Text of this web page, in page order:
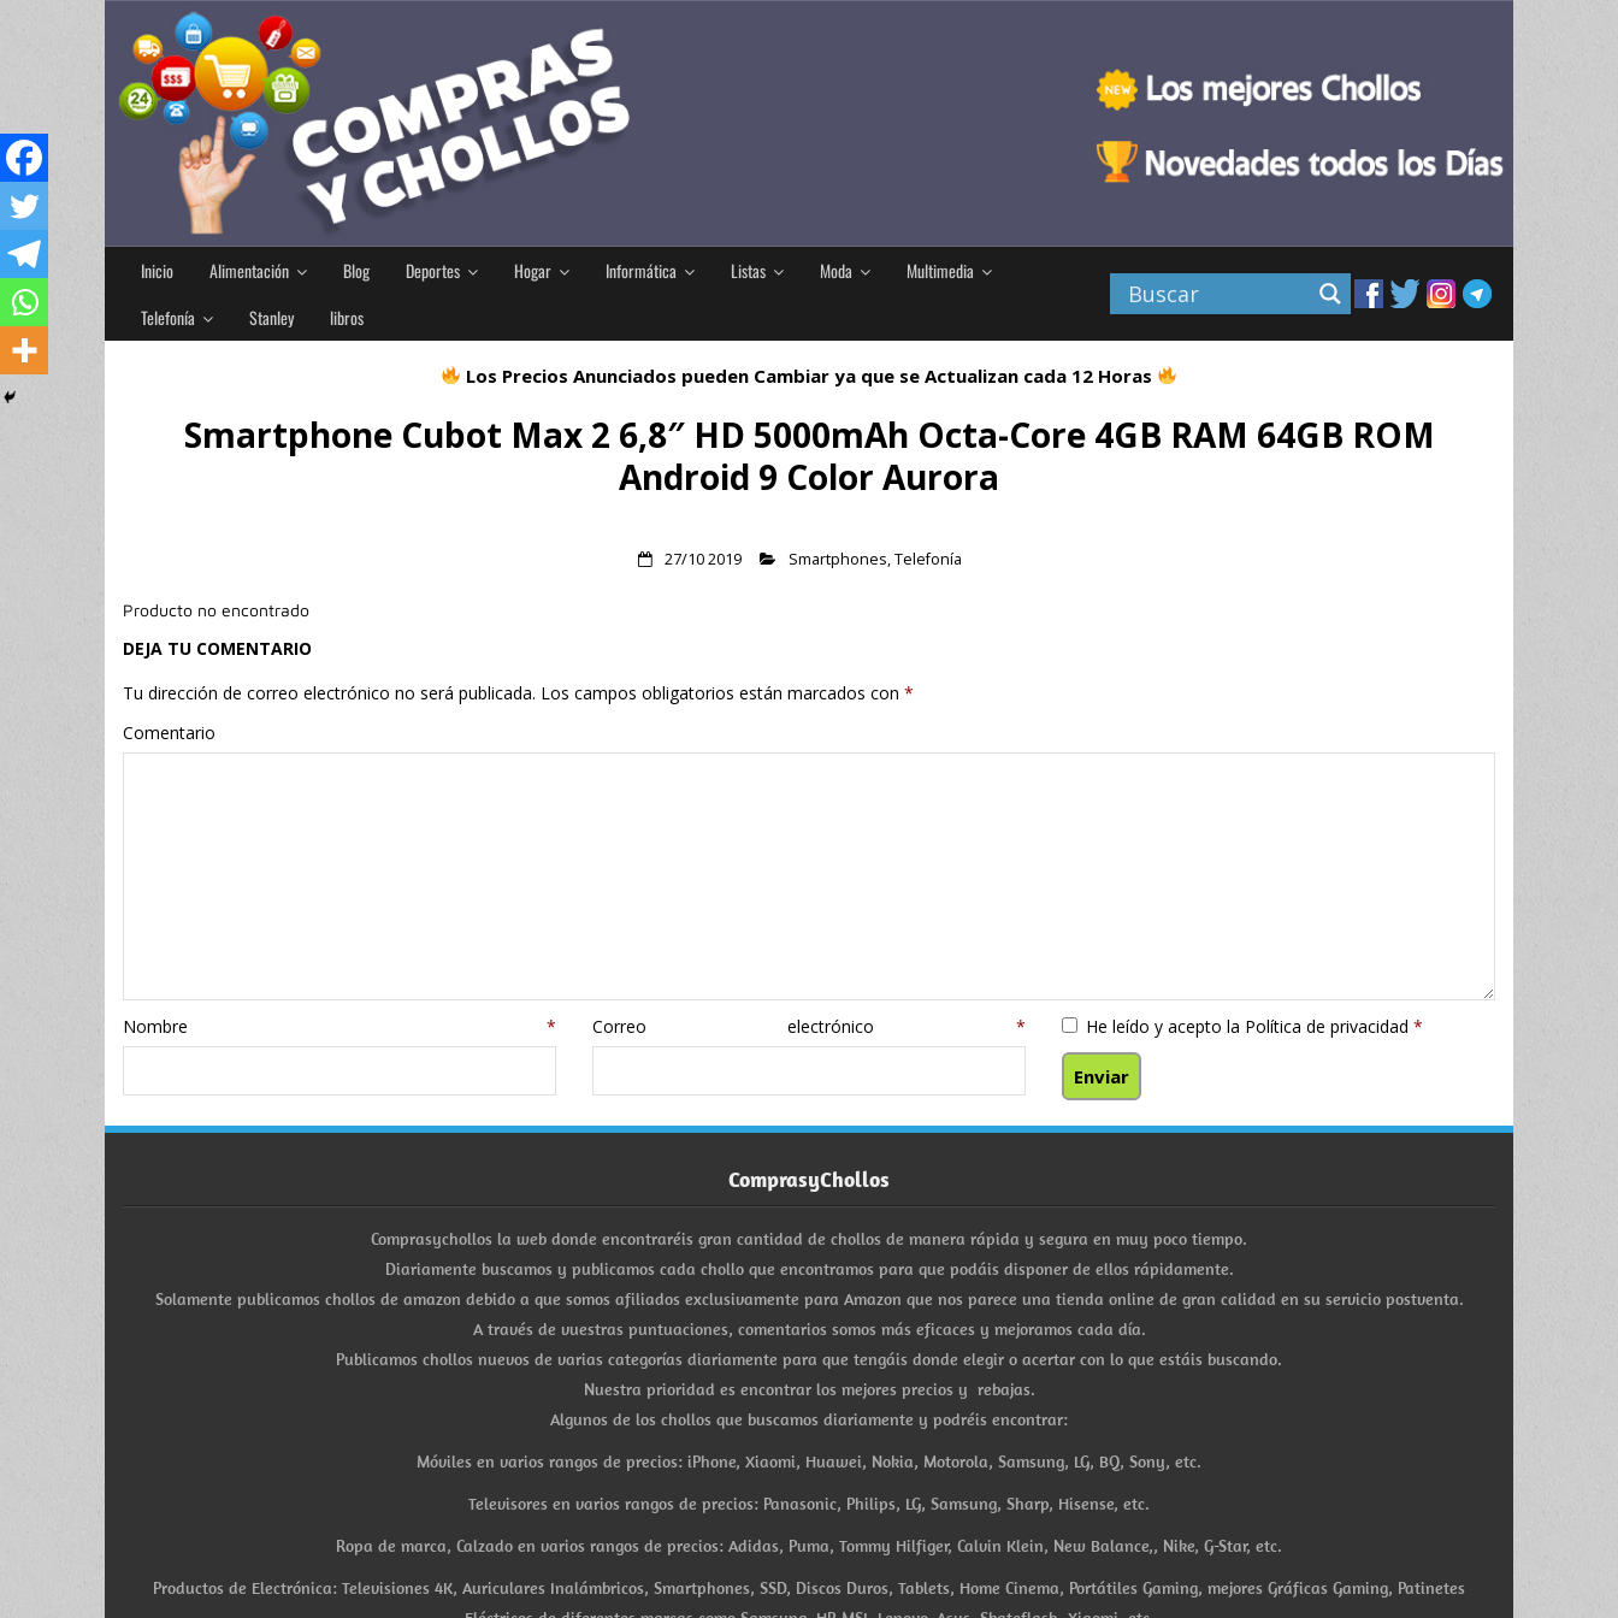
Inicio Alimentación Blog Deportes Hogar Informática Listas Moda
Multimedia
Telefonía
Stanley libros
Los Precios Anunciados pueden Cambiar ya que se Actualizan cada 12 Horas
Smartphone Cubot Max 2 6,8″ HD 5000mAh Octa-Core 4GB RAM 64GB ROM
Android 9 Color Aurora
27/10 2019 Smartphones,Telefonía
Producto no encontrado
DEJA TU COMENTARIO
Tu dirección de correo electrónico no será publicada. Los campos obligatorios están marcados con *
Comentario
Nombre* Correo electrónico* He leído y acepto la Política de privacidad *
ComprasyChollos
Comprasychollos la web donde encontraréis gran cantidad de chollos de manera rápida y segura en muy poco tiempo.
Diariamente buscamos y publicamos cada chollo que encontramos para que podáis disponer de ellos rápidamente.
Solamente publicamos chollos de amazon debido a que somos afiliados exclusivamente para Amazon que nos parece una tienda online de gran calidad en su servicio postventa.
A través de vuestras puntuaciones, comentarios somos más eficaces y mejoramos cada día.
Publicamos chollos nuevos de varias categorías diariamente para que tengáis donde elegir o acertar con lo que estáis buscando.
Nuestra prioridad es encontrar los mejores precios y rebajas.
Algunos de los chollos que buscamos diariamente y podréis encontrar:
Móviles en varios rangos de precios: iPhone, Xiaomi, Huawei, Nokia, Motorola, Samsung, LG, BQ, Sony, etc.
Televisores en varios rangos de precios: Panasonic, Philips, LG, Samsung, Sharp, Hisense, etc.
Ropa de marca, Calzado en varios rangos de precios: Adidas, Puma, Tommy Hilfiger, Calvin Klein, New Balance,, Nike, G-Star, etc.
Productos de Electrónica: Televisiones 4K, Auriculares Inalámbricos, Smartphones, SSD, Discos Duros, Tablets, Home Cinema, Portátiles Gaming, mejores Gráficas Gaming, Patinetes